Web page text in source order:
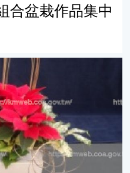
合盆栽作品集中
集小型盆栽組